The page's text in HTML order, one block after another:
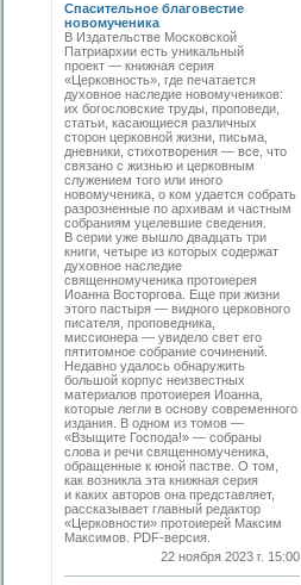
Спасительное благовестие
новомученика
В Издательстве Московской
Патриархии есть уникальный
проект — книжная серия
«Церковность», где печатается
духовное наследие новомучеников:
их богословские труды, проповеди,
статьи, касающиеся различных
сторон церковной жизни, письма,
дневники, стихотворения — все, что
связано с жизнью и церковным
служением того или иного
новомученика, о ком удается собрать
разрозненные по архивам и частным
собраниям уцелевшие сведения.
В серии уже вышло двадцать три
книги, четыре из которых содержат
духовное наследие
священномученика протоиерея
Иоанна Востор­гова. Еще при жизни
этого пастыря — видного церковного
писателя, проповедника,
миссионера — увидело свет его
пятитомное собрание сочинений.
Недавно удалось обнаружить
большой корпус неизвестных
материалов протоиерея Иоанна,
которые легли в основу современного
издания. В одном из томов —
«Взыщите Господа!» — собраны
cлова и речи священномученика,
обращенные к юной пастве. О том,
как возникла эта книжная серия
и каких авторов она представляет,
рассказывает главный редактор
«Церковности» протоиерей Максим
Максимов. PDF-версия.
22 ноября 2023 г. 15:00